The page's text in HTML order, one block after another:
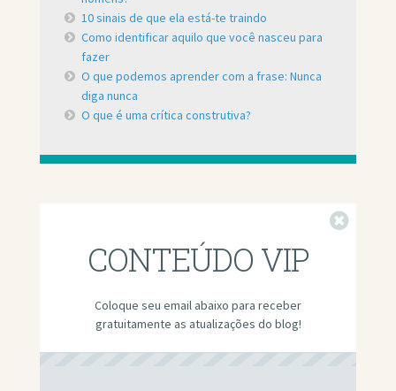
10 sinais de que ela está-te traindo
Como identificar aquilo que você nasceu para
fazer
O que podemos aprender com a frase: Nunca
diga nunca
O que é uma crítica construtiva?
CONTEÚDO VIP
Coloque seu email abaixo para receber
gratuitamente as atualizações do blog!